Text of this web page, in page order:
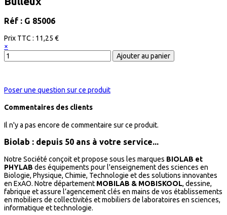
Réf : G 85006
Prix ​​TTC : 11,25 €
×
Poser une question sur ce produit
Commentaires des clients
Il n'y a pas encore de commentaire sur ce produit.
Biolab : depuis 50 ans à votre service...
Notre Société conçoit et propose sous les marques BIOLAB et
PHYLAB des équipements pour l'enseignement des sciences en
Biologie, Physique, Chimie, Technologie et des solutions innovantes
en ExAO. Notre département MOBILAB & MOBISKOOL, dessine,
fabrique et assure l’agencement clés en mains de vos établissements
en mobiliers de collectivités et mobiliers de laboratoires en sciences,
informatique et technologie.